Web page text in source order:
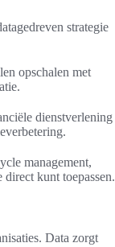
strategie
opschalen met
dienstverlening
management,
kunt toepassen.
Data zorgt